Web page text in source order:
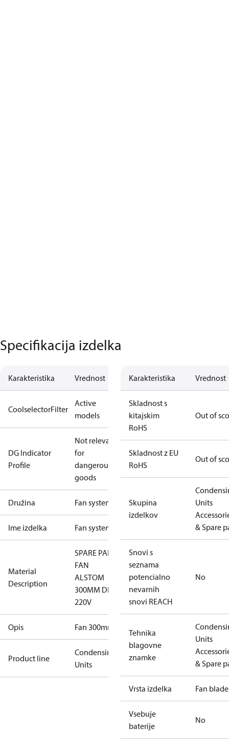
Specifikacija izdelka
Karakteristika Vrednost
CoolselectorFilter
Active
models
DG Indicator
Profile
Not relevant
for
dangerous
goods
Družina Fan system
Ime izdelka Fan system
Material
Description
SPARE PART,
FAN
ALSTOM
300MM DIA
220V
Opis Fan 300mm
Product line
Condensing
Units
Karakteristika Vrednost
Skladnost s
kitajskim
RoHS
Out of
Skladnost z EU
RoHS
Out of
Skupina
izdelkov
Units
& Spare
Snovi s
seznama
potencialno
nevarnih
snovi REACH
No
Tehnika
blagovne
znamke
Units
& Spare
Vrsta izdelka Fan blade
Vsebuje
baterije
No